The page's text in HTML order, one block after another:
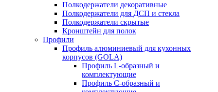
Полкодержатели декоративные
Полкодержатели для ДСП и стекла
Полкодержатели скрытые
Кронштейн для полок
Профили
Профиль алюминиевый для кухонных
корпусов (GOLA)
Профиль L-образный и
комплектующие
Профиль C-образный и